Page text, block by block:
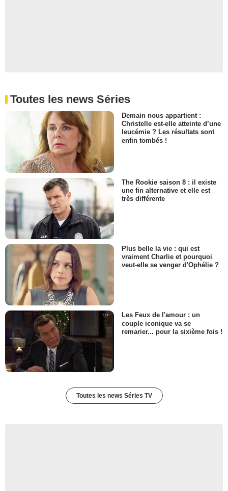
Toutes les news Séries
Demain nous appartient :
Christelle est-elle atteinte d’une
leucémie ? Les résultats sont
enfin tombés !
The Rookie saison 8 : il existe
une fin alternative et elle est
très différente
Plus belle la vie : qui est
vraiment Charlie et pourquoi
veut-elle se venger d'Ophélie ?
Les Feux de l'amour : un
couple iconique va se
remarier... pour la sixième fois !
Toutes les news Séries TV